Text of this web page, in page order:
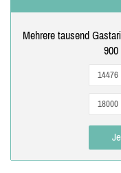
Mehrere tausend
900